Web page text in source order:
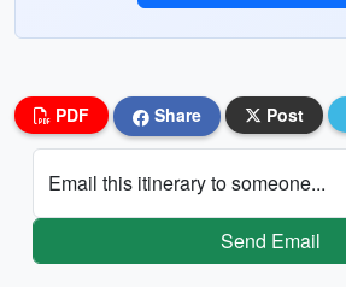
PDF Share Post
Email this itinerary to someone...
Send Email